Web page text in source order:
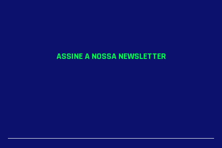
ASSINE A NOSSA NEWSLETTER